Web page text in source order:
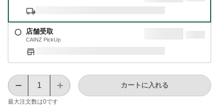
店舗受取
CAINZ PickUp
最大注文数は0です
カートに入れる